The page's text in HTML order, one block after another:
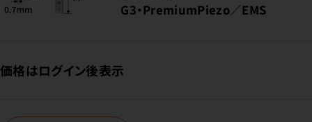
G3・PremiumPiezo／EMS
価格はログイン後表示